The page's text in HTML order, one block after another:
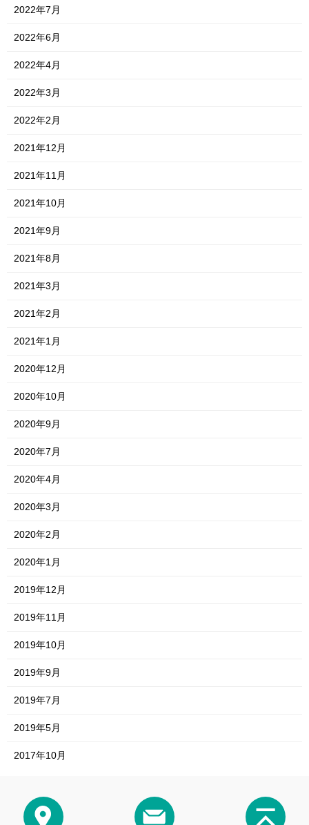
2022年7月
2022年6月
2022年4月
2022年3月
2022年2月
2021年12月
2021年11月
2021年10月
2021年9月
2021年8月
2021年3月
2021年2月
2021年1月
2020年12月
2020年10月
2020年9月
2020年7月
2020年4月
2020年3月
2020年2月
2020年1月
2019年12月
2019年11月
2019年10月
2019年9月
2019年7月
2019年5月
2017年10月